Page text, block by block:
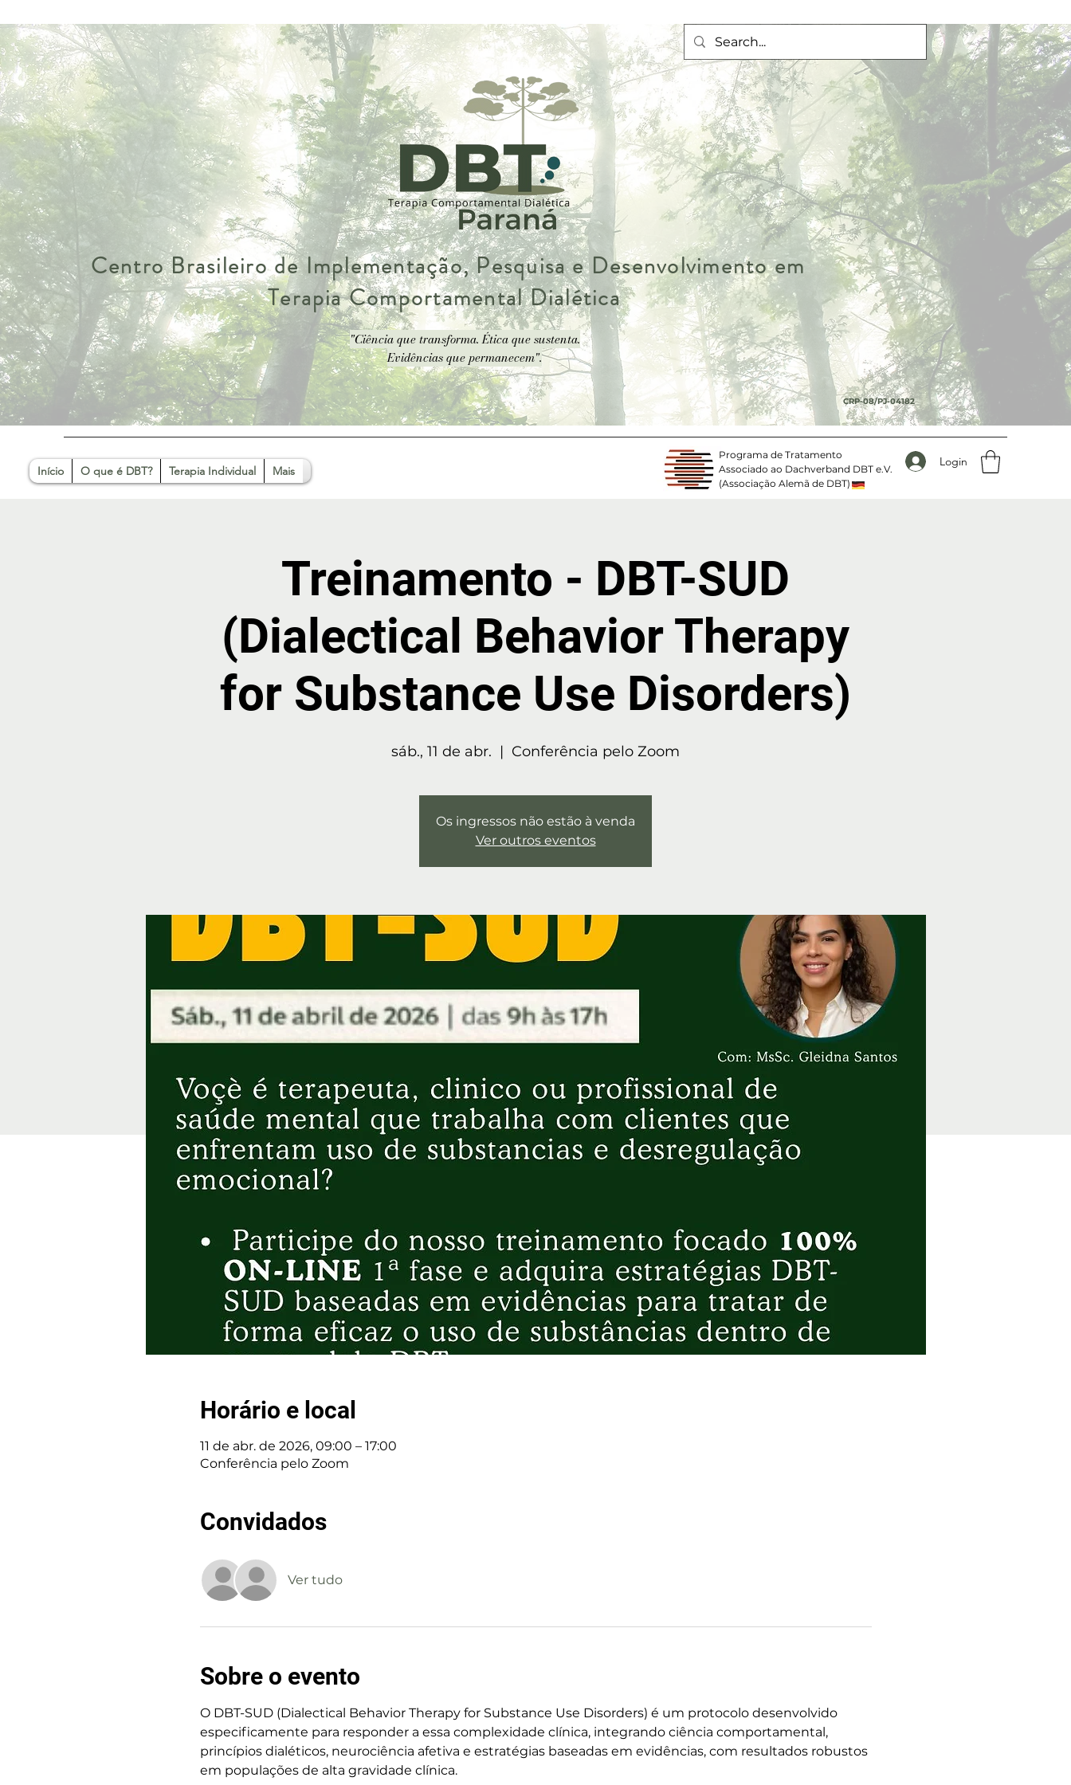
Centro Brasileiro de Implementação, Pesquisa e Desenvolvimento em
Terapia Comportamental Dialética
"Ciência que transforma. Ética que sustenta.
Evidências que permanecem".
CRP-08/PJ-04182
Início O que é DBT? Terapia Individual Mais
Login
Programa de Tratamento
Associado ao Dachverband DBT e.V.
(Associação Alemã de DBT)
Treinamento - DBT-SUD
(Dialectical Behavior Therapy
for Substance Use Disorders)
sáb., 11 de abr.
  |
Conferência pelo Zoom
Os ingressos não estão à venda
Ver outros eventos
Horário e local
11 de abr. de 2026, 09:00 – 17:00
Conferência pelo Zoom
Convidados
Ver tudo
Sobre o evento
O DBT-SUD (Dialectical Behavior Therapy for Substance Use Disorders) é um protocolo desenvolvido
especificamente para responder a essa complexidade clínica, integrando ciência comportamental,
princípios dialéticos, neurociência afetiva e estratégias baseadas em evidências, com resultados robustos
em populações de alta gravidade clínica.